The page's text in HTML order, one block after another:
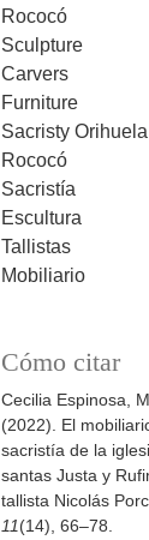
Rococó
Sculpture
Carvers
Furniture
Sacristy Orihuela
Rococó
Sacristía
Escultura
Tallistas
Mobiliario
Cómo citar
Cecilia Espinosa,
(2022). El
sacristía de la
santas Justa y
tallista Nicolás
11(14), 66–78.